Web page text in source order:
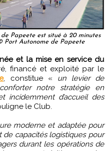
Papeete est situé à 20 minutes
Port Autonome de Papeete
et la mise en service du
financé et exploité par le
, constitue « un levier de
notre stratégie en
d’accueil des
le Club.
moderne et adaptée pour
de capacités logistiques pour
durant les opérations de